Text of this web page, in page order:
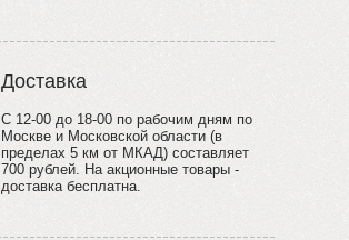
Доставка
С 12-00 до 18-00 по рабочим дням по
Москве и Московской области (в
пределах 5 км от МКАД) составляет
700 рублей. На акционные товары -
доставка бесплатна.